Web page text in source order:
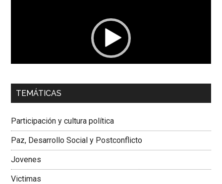
00:00 01:04
Dra. Carolina Corcho Mejía,Presidenta Corporación
Colombiana
TEMÁTICAS
Participación y cultura política
Paz, Desarrollo Social y Postconflicto
Jovenes
Victimas